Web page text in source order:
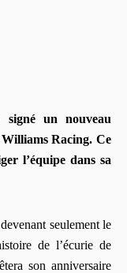
un nouveau
Racing. Ce
l’équipe dans sa
seulement le
de l’écurie de
son anniversaire